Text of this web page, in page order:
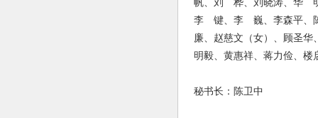
李 键、李 巍、李森平、
廉、赵慈文（女）、顾圣
明毅、黄惠祥、蒋力俭、楼
秘书长：陈卫中